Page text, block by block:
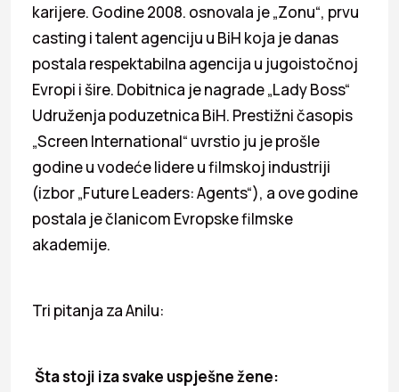
karijere. Godine 2008. osnovala je „Zonu“, prvu
casting i talent agenciju u BiH koja je danas
postala respektabilna agencija u jugoistočnoj
Evropi i šire. Dobitnica je nagrade „Lady Boss“
Udruženja poduzetnica BiH. Prestižni časopis
„Screen International“ uvrstio ju je prošle
godine u vodeće lidere u filmskoj industriji
(izbor „Future Leaders: Agents“), a ove godine
postala je članicom Evropske filmske
akademije.
Tri pitanja za Anilu:
Šta stoji iza svake uspješne žene: